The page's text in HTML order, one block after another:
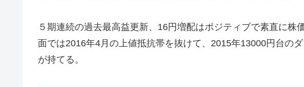
５期連続の過去最高益更新、16円増配はポジティブで素直に株
面では2016年4月の上値抵抗帯を抜けて、2015年13000円台の
が持てる。